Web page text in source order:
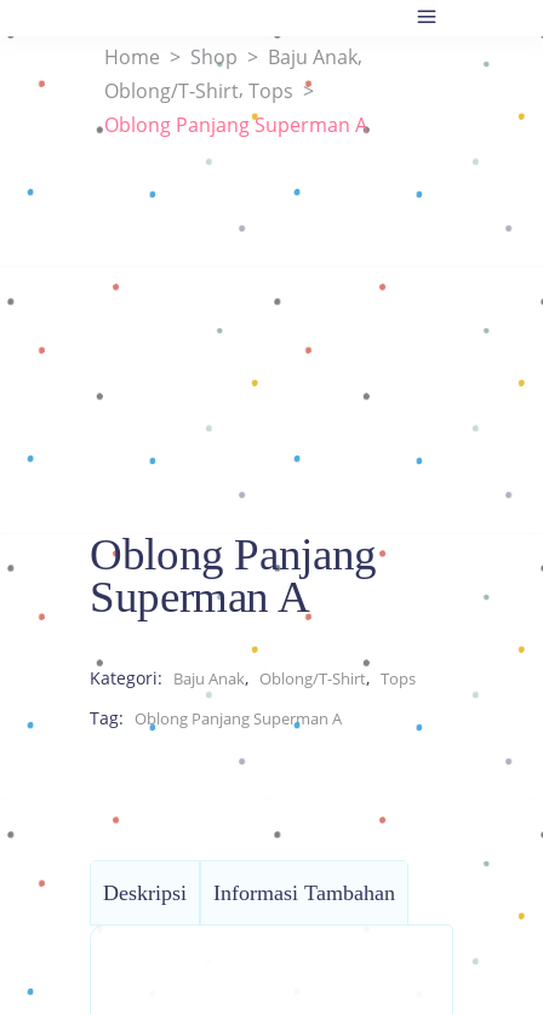
Home > Shop > Baju Anak,
Oblong/T-Shirt, Tops >
Oblong Panjang Superman A
Oblong Panjang
Superman A
Kategori: Baju Anak, Oblong/T-Shirt, Tops
Tag: Oblong Panjang Superman A
Deskripsi Informasi Tambahan